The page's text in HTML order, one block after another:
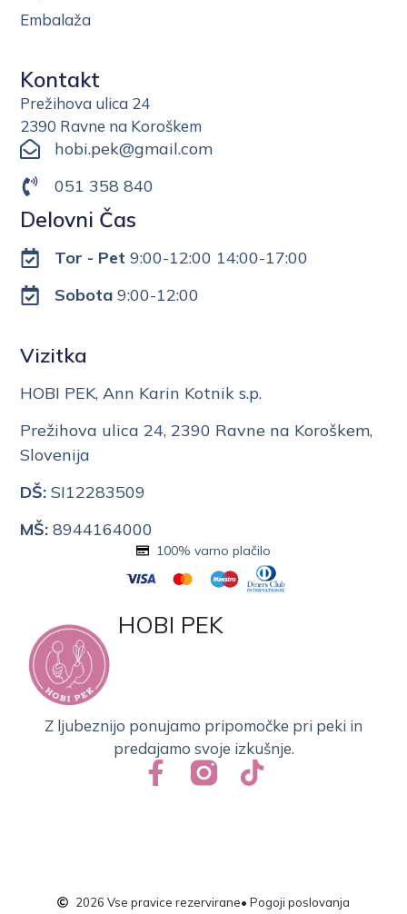
Embalaža
Kontakt
Prežihova ulica 24
2390 Ravne na Koroškem
hobi.pek@gmail.com
051 358 840
Delovni Čas
Tor - Pet 9:00-12:00 14:00-17:00
Sobota9:00-12:00
Vizitka
HOBI PEK, Ann Karin Kotnik s.p.
Prežihova ulica 24, 2390 Ravne na Koroškem,
Slovenija
DŠ: SI12283509
MŠ: 8944164000
HOBI PEK
Z ljubeznijo ponujamo pripomočke pri peki in
predajamo svoje izkušnje.
100% varno plačilo
2026 Vse pravice rezervirane• Pogoji poslovanja